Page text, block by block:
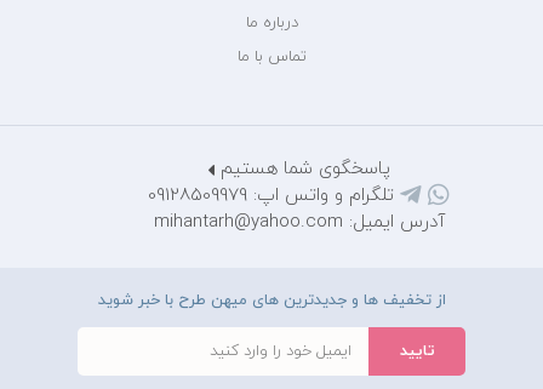
درباره ما
تماس با ما
پاسخگوی شما هستیم
تلگرام و واتس اپ: 09128509979
آدرس ایمیل: mihantarh@yahoo.com
از تخفیف ها و جدیدترین های میهن طرح با خبر شوید